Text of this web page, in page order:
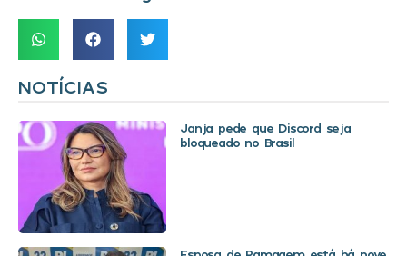
NOTÍCIAS
Janja pede que Discord seja
bloqueado no Brasil